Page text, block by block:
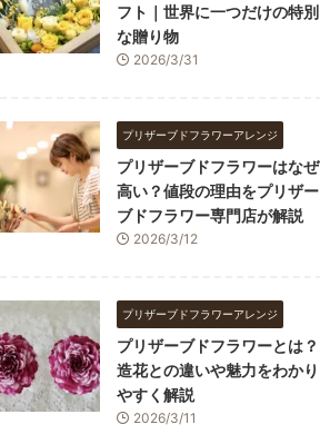
フト｜世界に一つだけの特別
な贈り物
2026/3/31
プリザーブドフラワーアレンジ
プリザーブドフラワーはなぜ
高い？値段の理由をプリザー
ブドフラワー専門店が解説
2026/3/12
プリザーブドフラワーアレンジ
プリザーブドフラワーとは？
造花との違いや魅力をわかり
やすく解説
2026/3/11